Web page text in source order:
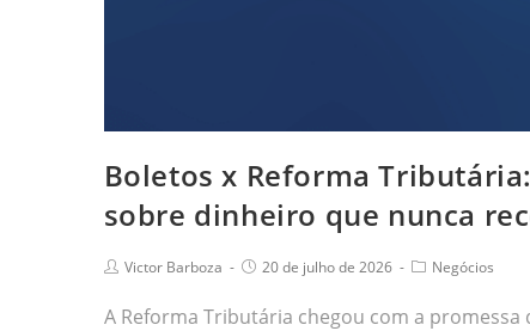
Boletos x Reforma
sobre dinheiro que nunca
Victor Barboza 20 de julho de 2026 Negócios
A Reforma Tributária chegou com a